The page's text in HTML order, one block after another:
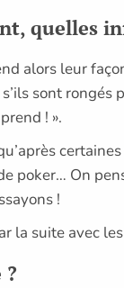
quelles
alors leur
sont rongés
! ».
poker… On
!
la suite avec
?